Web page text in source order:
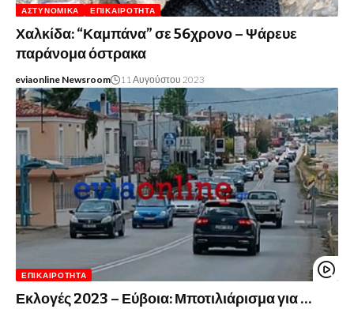
ΑΣΤΥΝΟΜΙΚΆ ΕΠΙΚΑΙΡΌΤΗΤΑ
Χαλκίδα: “Καμπάνα” σε 56χρονο – Ψάρευε
παράνομα όστρακα
eviaonline Newsroom 11 Αυγούστου 2023
ΕΠΙΚΑΙΡΌΤΗΤΑ
Εκλογές 2023 – Εύβοια: Μποτιλιάρισμα για …